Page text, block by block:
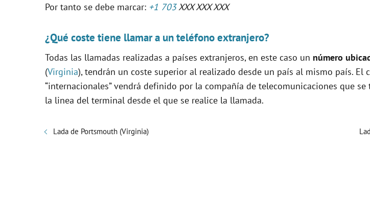
Por tanto se debe marcar: +1 703XXX XXX XXX
¿Qué coste tiene llamar a un teléfono extranjero?
Todas las llamadas realizadas a países extranjeros, en este caso un número
(Virginia), tendrán un coste superior al realizado desde un país al mismo país. El
“internacionales” vendrá definido por la compañía de telecomunicaciones que se
la linea del terminal desde el que se realice la llamada.
Lada de Portsmouth (Virginia)